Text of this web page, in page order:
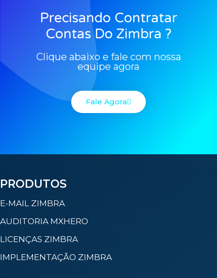
Precisando Contratar
Contas Do Zimbra ?
Clique abaixo e fale com nossa
equipe agora
Fale Agora
PRODUTOS
E-MAIL ZIMBRA
AUDITORIA MXHERO
LICENÇAS ZIMBRA
IMPLEMENTAÇÃO ZIMBRA